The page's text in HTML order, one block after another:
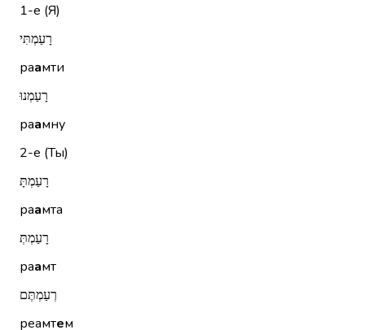
1-е (Я)
רָעַמְתִּי
раамти
רָעַמְנוּ
раамну
2-е (Ты)
רָעַמְתָּ
раамта
רָעַמְתְּ
раамт
רְעַמְתֶּם
реамтем